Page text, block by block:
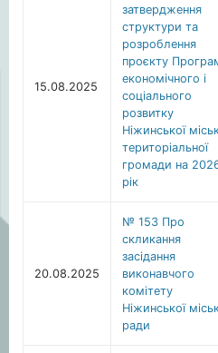
15.08.2025
затвердження
структури та
розроблення
проєкту
економічного і
соціального
розвитку
Ніжинської
територіальної
громади на
рік
20.08.2025
№ 153 Про
скликання
засідання
виконавчого
комітету
Ніжинської
ради